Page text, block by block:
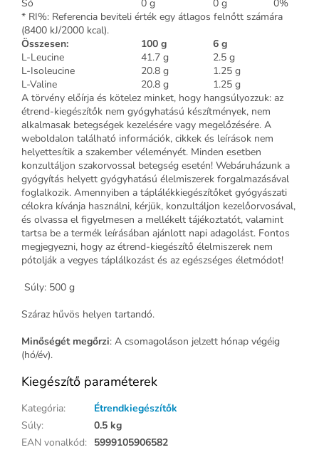
Só
0 g 0 g
0%
* RI%: Referencia beviteli érték egy átlagos felnőtt számára
(8400 kJ/2000 kcal).
Összesen:
100 g
6 g
L-Leucine
41.7 g
2.5 g
L-Isoleucine
20.8 g
1.25 g
L-Valine
20.8 g
1.25 g
A törvény előírja és kötelez minket, hogy hangsúlyozzuk: az
étrend-kiegészítők nem gyógyhatású készítmények, nem
alkalmasak betegségek kezelésére vagy megelőzésére. A
weboldalon található információk, cikkek és leírások nem
helyettesítik a szakember véleményét. Minden esetben
konzultáljon szakorvossal betegség esetén! Webáruházunk a
gyógyítás helyett gyógyhatású élelmiszerek forgalmazásával
foglalkozik. Amennyiben a táplálékkiegészítőket gyógyászati
célokra kívánja használni, kérjük, konzultáljon kezelőorvosával,
és olvassa el figyelmesen a mellékelt tájékoztatót, valamint
tartsa be a termék leírásában ajánlott napi adagolást. Fontos
megjegyezni, hogy az étrend-kiegészítő élelmiszerek nem
pótolják a vegyes táplálkozást és az egészséges életmódot!
Súly: 500 g
Száraz hűvös helyen tartandó.
Minőségét megőrzi: A csomagoláson jelzett hónap végéig
(hó/év).
Kiegészítő paraméterek
Kategória:
Étrendkiegészítők
Súly:
0.5 kg
EAN vonalkód: 5999105906582